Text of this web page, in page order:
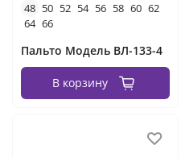
48 50 52 54 56 58 60 62
64 66
Пальто Модель ВЛ-133-4
В корзину